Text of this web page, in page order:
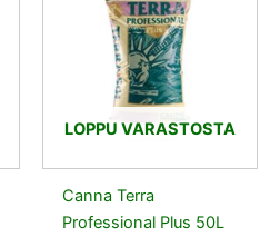
LOPPU VARASTOSTA
Canna Terra
Professional Plus 50L